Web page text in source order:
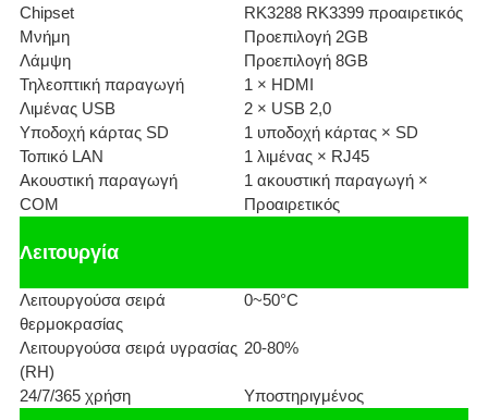
Chipset
RK3288 RK3399 προαιρετικός
Μνήμη
Προεπιλογή 2GB
Λάμψη
Προεπιλογή 8GB
Τηλεοπτική παραγωγή
1 × HDMI
Λιμένας USB
2 × USB 2,0
Υποδοχή κάρτας SD
1 υποδοχή κάρτας × SD
Τοπικό LAN
1 λιμένας × RJ45
Ακουστική παραγωγή
1 ακουστική παραγωγή ×
COM
Προαιρετικός
Λειτουργία
Λειτουργούσα σειρά
θερμοκρασίας
0~50°C
Λειτουργούσα σειρά υγρασίας
(RH)
20-80%
24/7/365 χρήση Υποστηριγμένος